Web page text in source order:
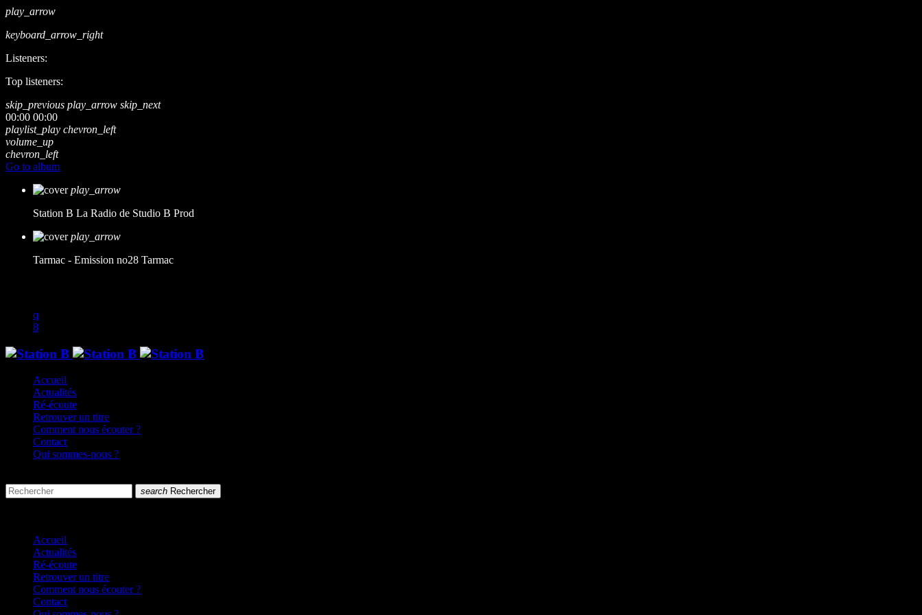
play_arrow
keyboard_arrow_right
Listeners:
Top listeners:
skip_previous play_arrow skip_next
00:00 00:00
playlist_play chevron_left
volume_up
chevron_left
Go to album
play_arrow
Station B La Radio de Studio B Prod
play_arrow
Tarmac - Emission no28 Tarmac
Accueil
Actualités
Ré-écoute
Retrouver un titre
Comment nous écouter ?
Contact
Qui sommes-nous ?
search Rechercher
Accueil
Actualités
Ré-écoute
Retrouver un titre
Comment nous écouter ?
Contact